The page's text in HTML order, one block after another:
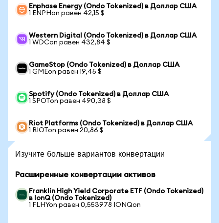
Enphase Energy (Ondo Tokenized) в Доллар США
1 ENPHon равен 42,15 $
Western Digital (Ondo Tokenized) в Доллар США
1 WDCon равен 432,84 $
GameStop (Ondo Tokenized) в Доллар США
1 GMEon равен 19,45 $
Spotify (Ondo Tokenized) в Доллар США
1 SPOTon равен 490,38 $
Riot Platforms (Ondo Tokenized) в Доллар США
1 RIOTon равен 20,86 $
Изучите больше вариантов конвертации
Расширенные конвертации активов
Franklin High Yield Corporate ETF (Ondo Tokenized)
в IonQ (Ondo Tokenized)
1 FLHYon равен 0,553978 IONQon